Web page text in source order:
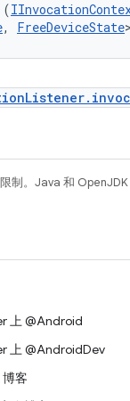
(
, FreeDeviceState
制。Java 和
上 @Android
上 @AndroidDev
客